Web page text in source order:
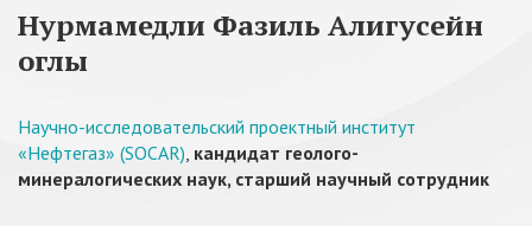
Нурмамедли Фазиль Алигусейн
оглы
Научно-исследовательский проектный институт
«Нефтегаз» (SOCAR), кандидат геолого-
минералогических наук, старший научный сотрудник